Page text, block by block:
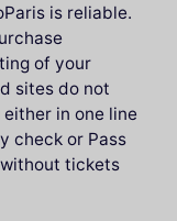
is reliable.
of your
sites do not
in one line
check or Pass
tickets